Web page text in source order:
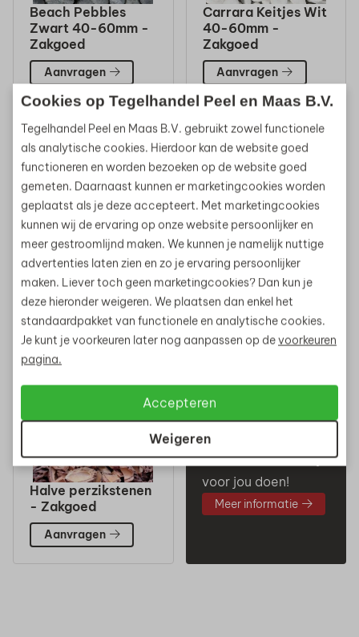
Beach Pebbles
Zwart 40-60mm -
Zakgoed
Aanvragen
Carrara Keitjes Wit
40-60mm -
Zakgoed
Aanvragen
Graniet Brokken
Grijs genuanceerd
40-70mm -
Zakgoed
Aanvragen
Schelpen
Bruin/Grijs 8-16mm
- Zakgoed
Aanvragen
Halve perzikstenen
- Zakgoed
Aanvragen
Tegels laten
leggen?
Ook dat kunnen wij
voor jou doen!
Meer informatie
Cookies op Tegelhandel Peel en Maas B.V.
Tegelhandel Peel en Maas B.V. gebruikt zowel functionele
als analytische cookies. Hierdoor kan de website goed
functioneren en worden bezoeken op de website goed
gemeten. Daarnaast kunnen er marketingcookies worden
geplaatst als je deze accepteert. Met marketingcookies
kunnen wij de ervaring op onze website persoonlijker en
meer gestroomlijnd maken. We kunnen je namelijk nuttige
advertenties laten zien en zo je ervaring persoonlijker
maken. Liever toch geen marketingcookies? Dan kun je
deze hieronder weigeren. We plaatsen dan enkel het
standaardpakket van functionele en analytische cookies.
Je kunt je voorkeuren later nog aanpassen op devoorkeuren
pagina.
Accepteren
Weigeren